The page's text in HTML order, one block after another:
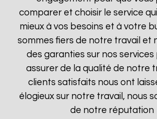
comparer et choisir le service
mieux à vos besoins et à votre
sommes fiers de notre travail et
des garanties sur nos services
assurer de la qualité de notre
clients satisfaits nous ont
élogieux sur notre travail, nous
de notre réputation